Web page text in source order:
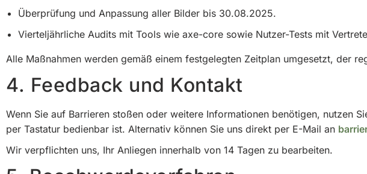
Überprüfung und Anpassung aller Bilder bis 30.08.2025.
Vierteljährliche Audits mit Tools wie axe-core sowie Nutzer-Tests mit
Alle Maßnahmen werden gemäß einem festgelegten Zeitplan umgesetzt, der
4. Feedback und Kontakt
Wenn Sie auf Barrieren stoßen oder weitere Informationen benötigen, nutzen
per Tastatur bedienbar ist. Alternativ können Sie uns direkt per E-Mail an
Wir verpflichten uns, Ihr Anliegen innerhalb von 14 Tagen zu bearbeiten.